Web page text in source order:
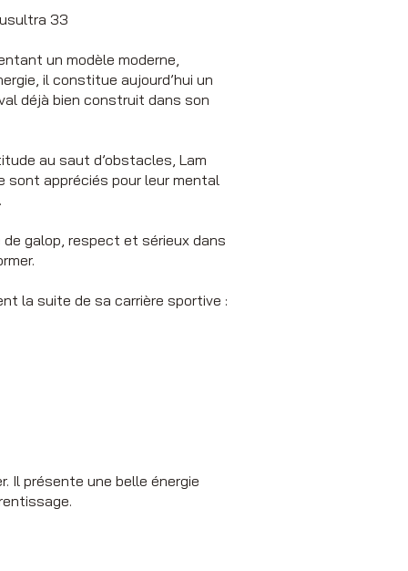
33
un modèle moderne,
il constitue aujourd’hui un
déjà bien construit dans son
au saut d’obstacles, Lam
sont appréciés pour leur mental
galop, respect et sérieux dans
la suite de sa carrière sportive :
Il présente une belle énergie